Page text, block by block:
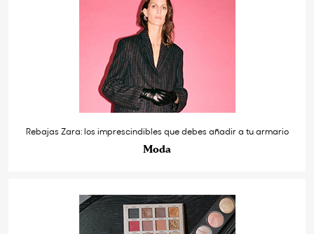
Rebajas Zara: los imprescindibles que debes añadir a tu armario
Moda